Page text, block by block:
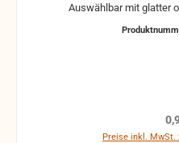
Auswählbar mit glatter
Preise inkl. MwSt.